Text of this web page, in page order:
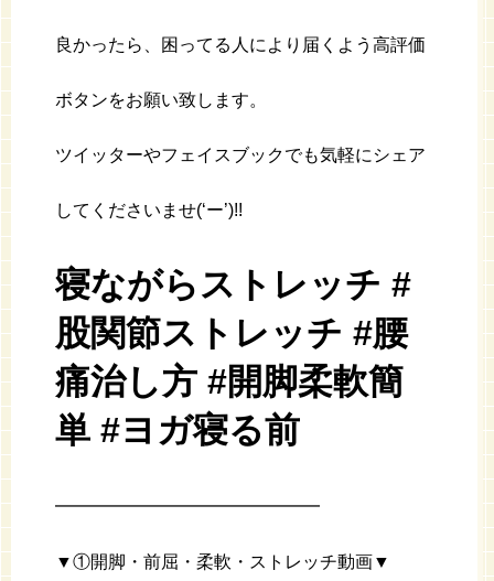
良かったら、困ってる人により届くよう高評価
ボタンをお願い致します。
ツイッターやフェイスブックでも気軽にシェア
してくださいませ(‘ー’)!!
寝ながらストレッチ #
股関節ストレッチ #腰
痛治し方 #開脚柔軟簡
単 #ヨガ寝る前
━━━━━━━━━━━━━━━
▼①開脚・前屈・柔軟・ストレッチ動画▼